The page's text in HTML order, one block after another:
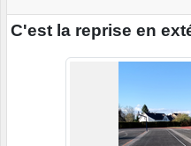
C'est la reprise en